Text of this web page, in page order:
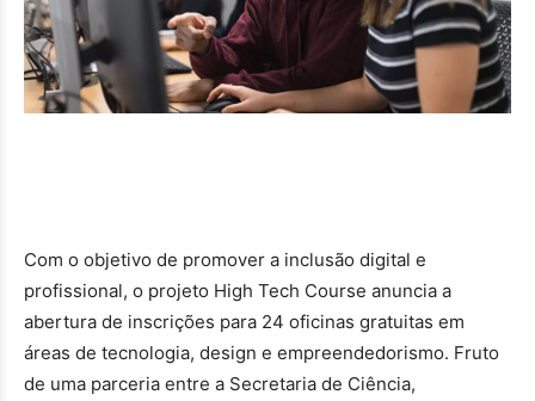
Com o objetivo de promover a inclusão digital e
profissional, o projeto High Tech Course anuncia a
abertura de inscrições para 24 oficinas gratuitas em
áreas de tecnologia, design e empreendedorismo. Fruto
de uma parceria entre a Secretaria de Ciência,